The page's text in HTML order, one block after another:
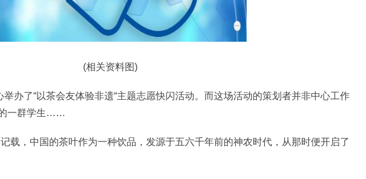
(相关资料图)
办了“以茶会友体验非遗“主题志愿快闪活动。而这场活动的策划者并非中心工作
的一群学生……
载，中国的茶叶作为一种饮品，发源于五六千年前的神农时代，从那时便开启了